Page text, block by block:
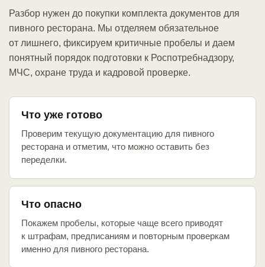
Разбор нужен до покупки комплекта документов для
пивного ресторана. Мы отделяем обязательное
от лишнего, фиксируем критичные пробелы и даем
понятный порядок подготовки к Роспотребнадзору,
МЧС, охране труда и кадровой проверке.
Что уже готово
Проверим текущую документацию для пивного
ресторана и отметим, что можно оставить без
переделки.
Что опасно
Покажем пробелы, которые чаще всего приводят
к штрафам, предписаниям и повторным проверкам
именно для пивного ресторана.